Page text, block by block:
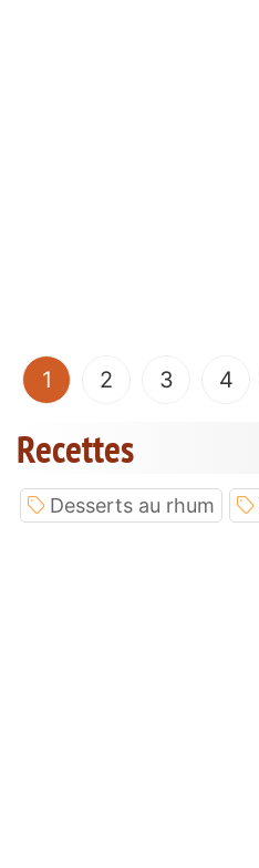
1 (current)
2 3 4
Recettes
Desserts au rhum